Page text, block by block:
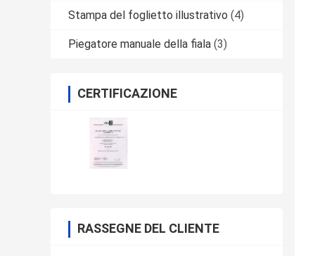
Stampa del foglietto illustrativo (4)
Piegatore manuale della fiala (3)
CERTIFICAZIONE
RASSEGNE DEL CLIENTE